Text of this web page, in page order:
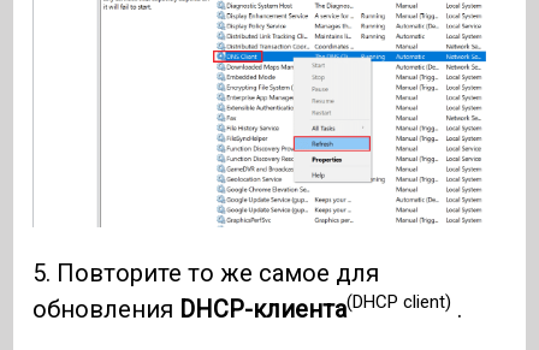
5. Повторите то же самое для
обновления DHCP-клиента(DHCP client) .